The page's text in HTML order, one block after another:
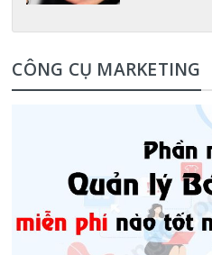
CÔNG CỤ MARKETING